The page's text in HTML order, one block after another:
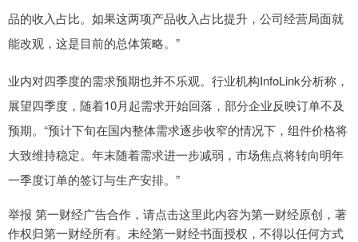
品的收入占比。如果这两项产品收入占比提升，公司经营局面就
能改观，这是目前的总体策略。”
业内对四季度的需求预期也并不乐观。行业机构InfoLink分析称，
展望四季度，随着10月起需求开始回落，部分企业反映订单不及
预期。“预计下旬在国内整体需求逐步收窄的情况下，组件价格将
大致维持稳定。年末随着需求进一步减弱，市场焦点将转向明年
一季度订单的签订与生产安排。”
举报 第一财经广告合作，请点击这里此内容为第一财经原创，著
作权归第一财经所有。未经第一财经书面授权，不得以任何方式